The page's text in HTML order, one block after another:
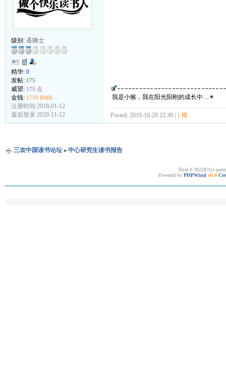
级别: 圣骑士
精华: 0
发帖: 175
威望: 175 点
金钱: 1750 RMB
注册时间:2018-01-12
最后登录:2020-11-12
我是小猴，我在阳光阳刚的成长中…☀
Posted: 2019-10-28 22:39 | 1 楼
三农中国读书论坛» 中心研究生读书报告
Total 0.392287(s)
Powered by PHPWind v6.0